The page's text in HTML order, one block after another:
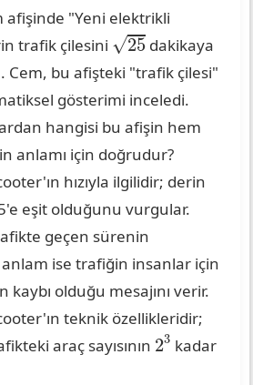
afişinde "Yeni elektrikli
trafik çilesini √25
25
dakikaya
Cem, bu afişteki "trafik çilesi"
gösterimi inceledi.
hangisi bu afişin hem
anlamı için doğrudur?
hızıyla ilgilidir; derin
eşit olduğunu vurgular.
geçen sürenin
anlam ise trafiğin insanlar için
kaybı olduğu mesajını verir.
teknik özellikleridir;
araç sayısının 23
23kadar